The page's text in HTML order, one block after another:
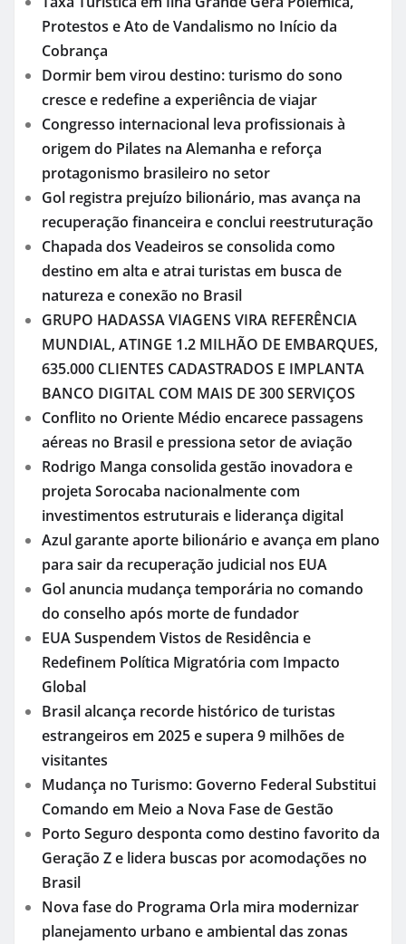
Protestos e Ato de Vandalismo no Início da
Cobrança
Dormir bem virou destino: turismo do sono
cresce e redefine a experiência de viajar
Congresso internacional leva profissionais à
origem do Pilates na Alemanha e reforça
protagonismo brasileiro no setor
Gol registra prejuízo bilionário, mas avança na
recuperação financeira e conclui reestruturação
Chapada dos Veadeiros se consolida como
destino em alta e atrai turistas em busca de
natureza e conexão no Brasil
GRUPO HADASSA VIAGENS VIRA REFERÊNCIA
MUNDIAL, ATINGE 1.2 MILHÃO DE EMBARQUES,
635.000 CLIENTES CADASTRADOS E IMPLANTA
BANCO DIGITAL COM MAIS DE 300 SERVIÇOS
Conflito no Oriente Médio encarece passagens
aéreas no Brasil e pressiona setor de aviação
Rodrigo Manga consolida gestão inovadora e
projeta Sorocaba nacionalmente com
investimentos estruturais e liderança digital
Azul garante aporte bilionário e avança em plano
para sair da recuperação judicial nos EUA
Gol anuncia mudança temporária no comando
do conselho após morte de fundador
EUA Suspendem Vistos de Residência e
Redefinem Política Migratória com Impacto
Global
Brasil alcança recorde histórico de turistas
estrangeiros em 2025 e supera 9 milhões de
visitantes
Mudança no Turismo: Governo Federal Substitui
Comando em Meio a Nova Fase de Gestão
Porto Seguro desponta como destino favorito da
Geração Z e lidera buscas por acomodações no
Brasil
Nova fase do Programa Orla mira modernizar
planejamento urbano e ambiental das zonas